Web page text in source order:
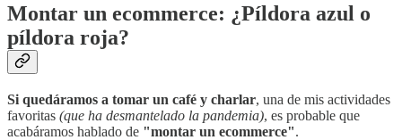
Montar un ecommerce: ¿Píldora azul o
píldora roja?
Si quedáramos a tomar un café y charlar, una de mis actividades
favoritas (que ha desmantelado la pandemia), es probable que
acabáramos hablado de "montar un ecommerce".